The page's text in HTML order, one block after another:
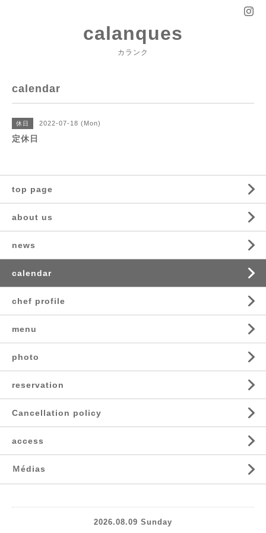
calanques
カランク
calendar
休日 2022-07-18 (Mon)
定休日
top page
about us
news
calendar
chef profile
menu
photo
reservation
Cancellation policy
access
Ｍédias
2026.08.09 Sunday